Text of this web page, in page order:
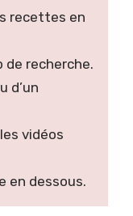
recettes en
de recherche.
d’un
vidéos
en dessous.